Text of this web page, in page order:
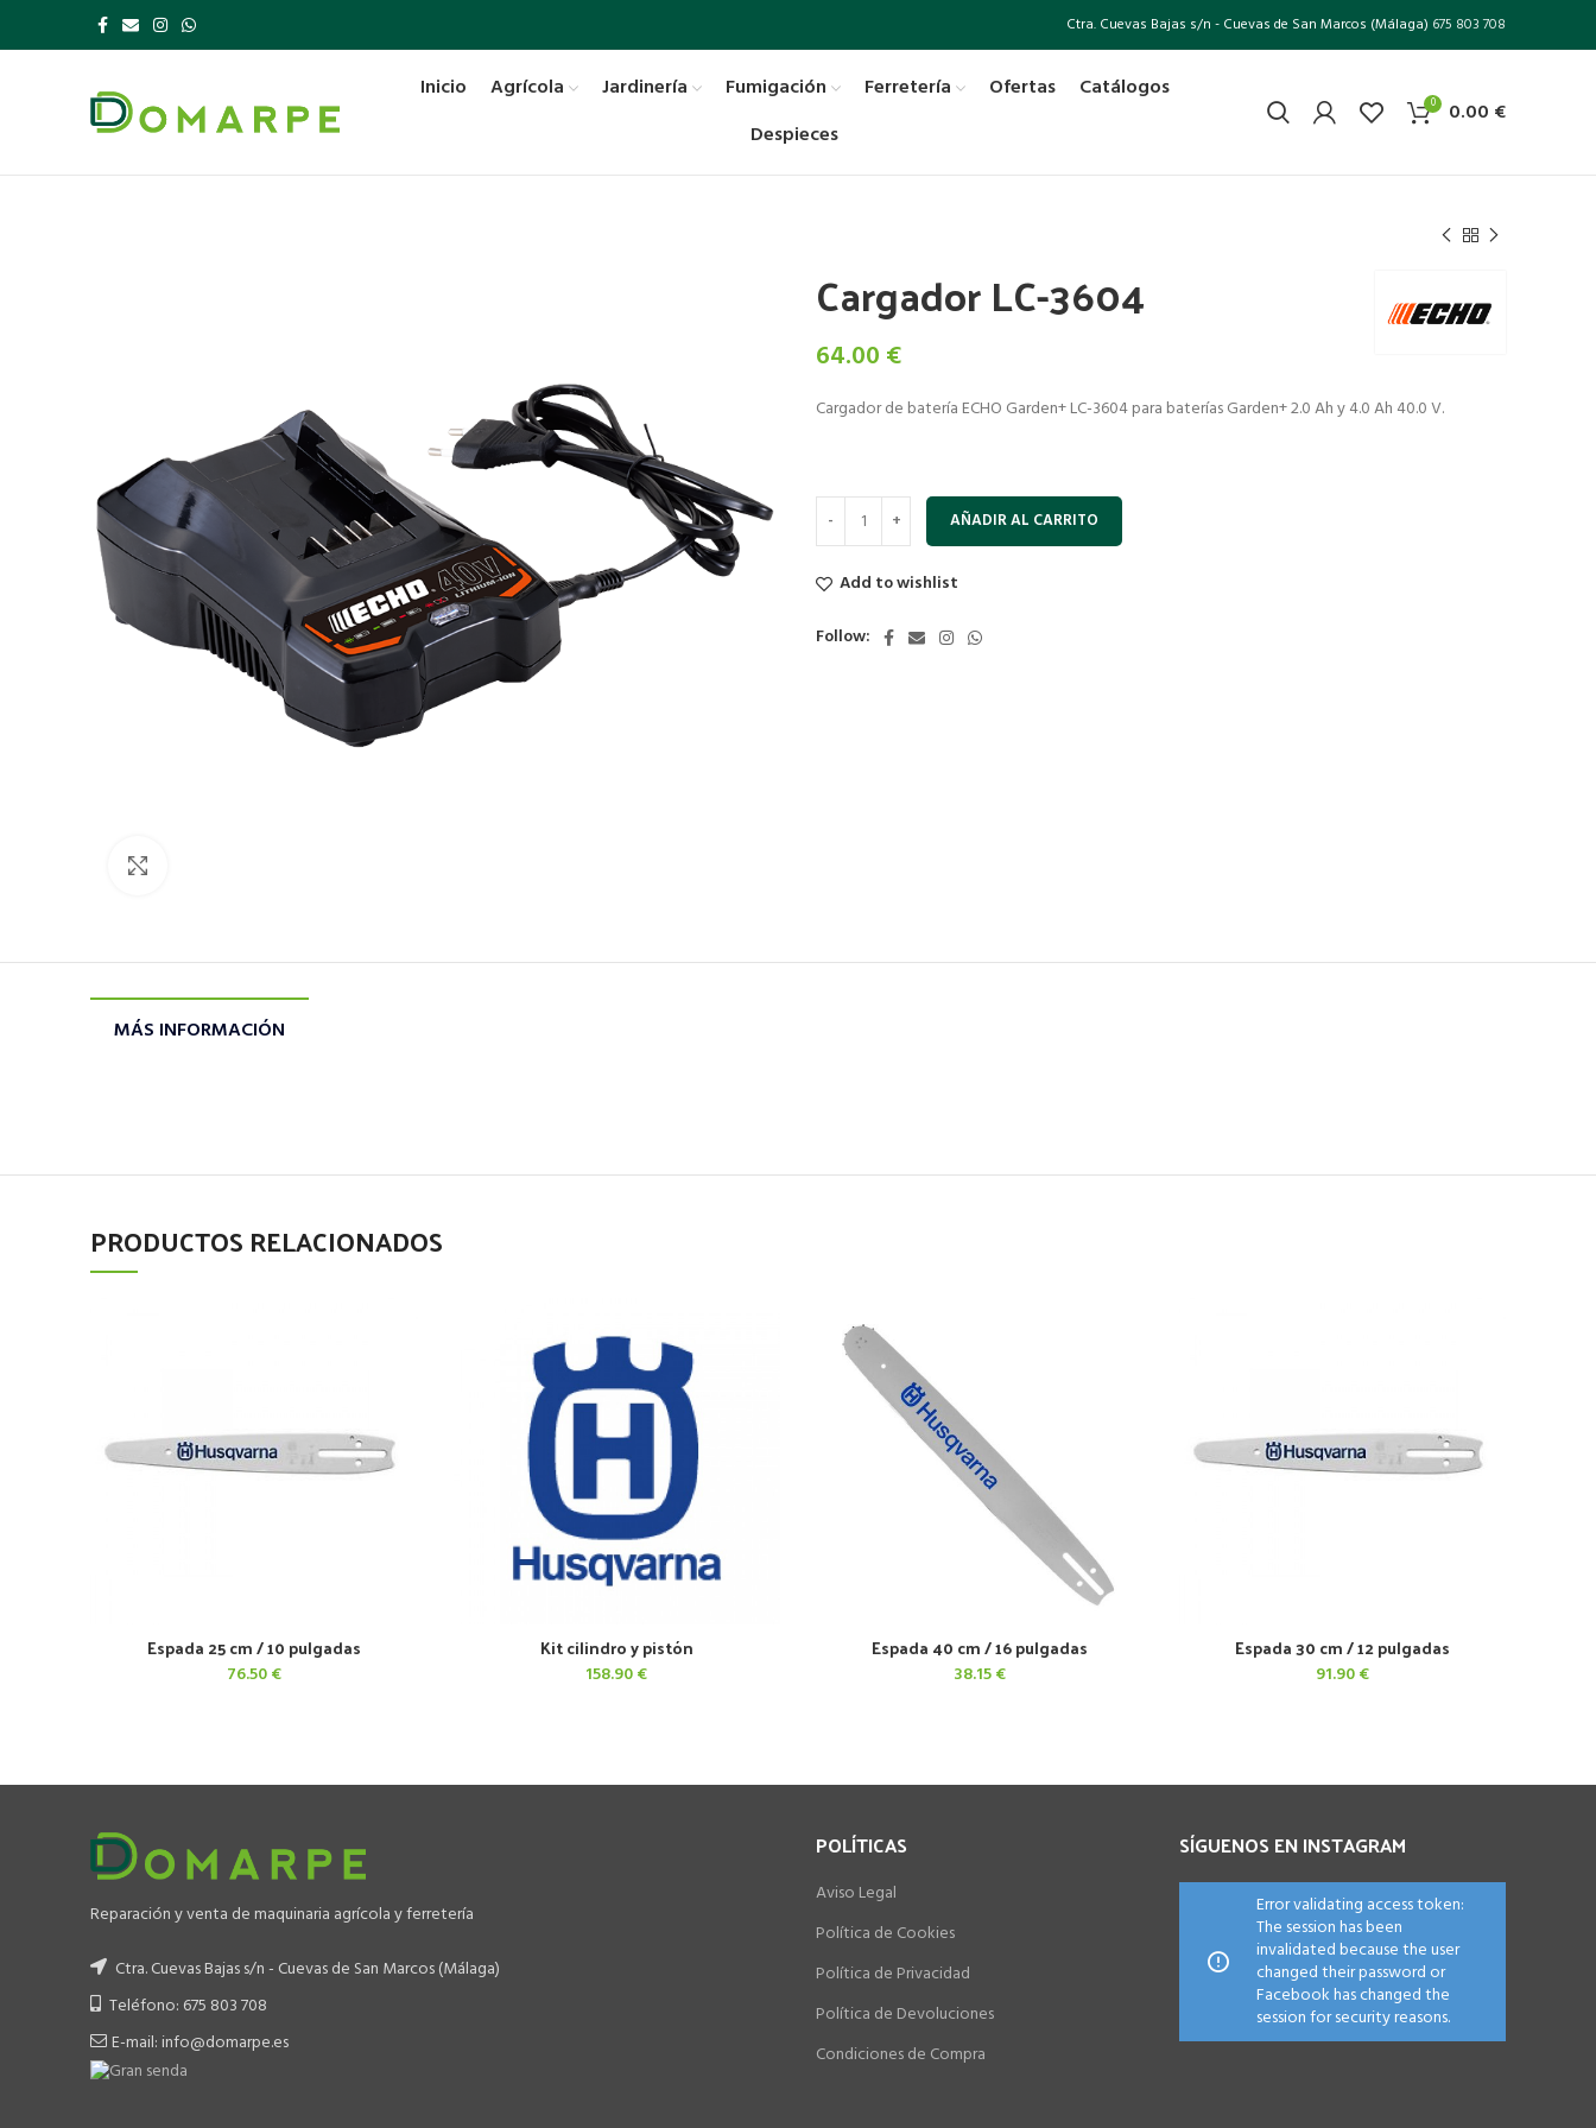
Ctra. Cuevas Bajas s/n - Cuevas de San Marcos (Málaga) 675 803 708
Inicio Agrícola Jardinería Fumigación Ferretería Ofertas
Catálogos
Despieces
0 0.00 €
Cargador LC-3604
64.00 €
Cargador de batería ECHO Garden+ LC-3604 para baterías Garden+ 2.0 Ah y 4.0 Ah 40.0 V.
AÑADIR AL CARRITO
Add to wishlist
Follow:
MÁS INFORMACIÓN
PRODUCTOS RELACIONADOS
AÑADIR AL CARRITO
Espada 25 cm / 10 pulgadas
76.50€
AÑADIR AL CARRITO
Kit cilindro y pistón
158.90€
AÑADIR AL CARRITO
Espada 40 cm / 16 pulgadas
38.15€
AÑADIR AL CARRITO
Espada 30 cm / 12 pulgadas
91.90€
Reparación y venta de maquinaria agrícola y ferretería
Ctra. Cuevas Bajas s/n - Cuevas de San Marcos (Málaga)
Teléfono: 675 803 708
E-mail: info@domarpe.es
POLÍTICAS
Aviso Legal
Política de Cookies
Política de Privacidad
Política de Devoluciones
Condiciones de Compra
SÍGUENOS EN INSTAGRAM
Error validating access token:
The session has been
invalidated because the user
changed their password or
Facebook has changed the
session for security reasons.